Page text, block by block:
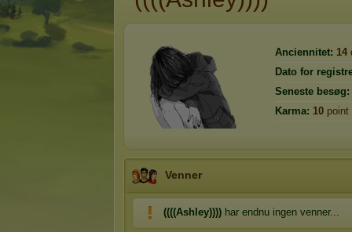
Anciennitet: 14
Dato for
Seneste besøg:
Karma: 10 point
Venner
((((Ashley)))) har endnu ingen venner...